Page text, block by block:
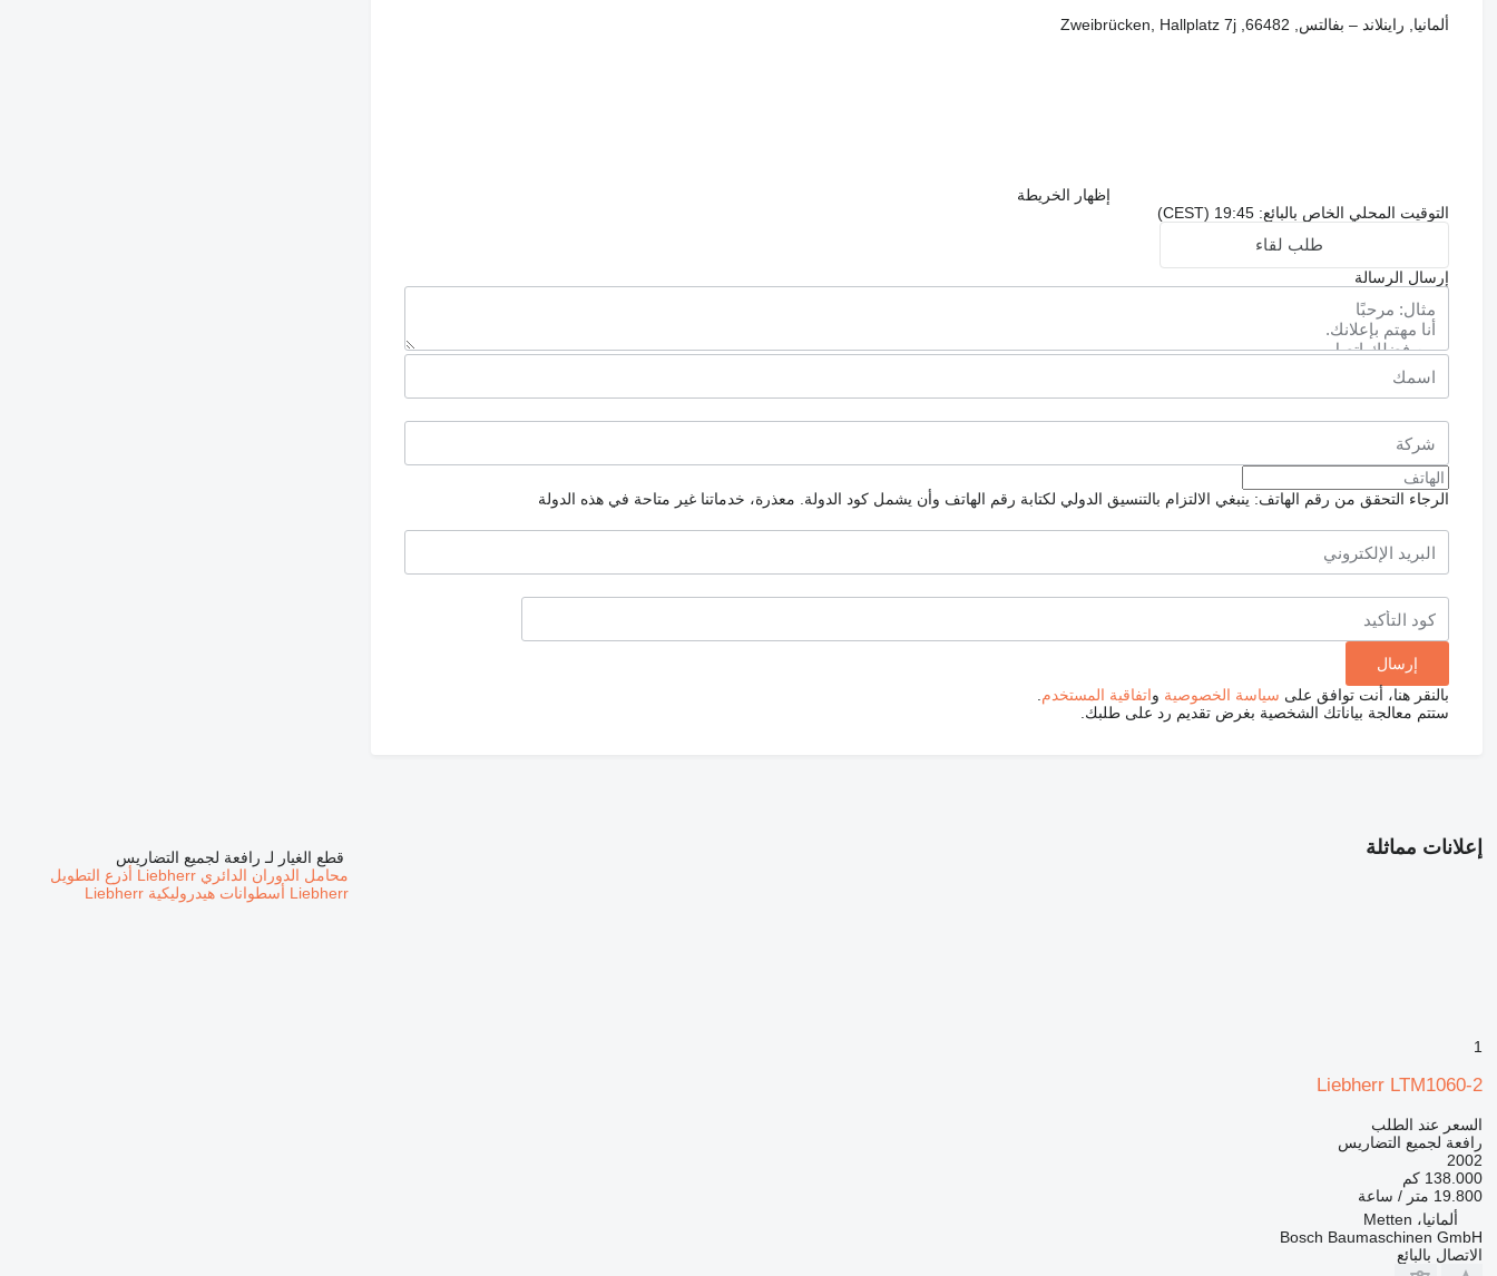
ألمانيا, راينلاند – بفالتس, 66482, Zweibrücken, Hallplatz 7j
إظهار الخريطة
التوقيت المحلي الخاص بالبائع: 19:45 (CEST)
طلب لقاء
إرسال الرسالة
الرجاء التحقق من رقم الهاتف: ينبغي الالتزام بالتنسيق الدولي لكتابة رقم الهاتف وأن يشمل كود الدولة. معذرة، خدماتنا غير متاحة في هذه الدولة
بالنقر هنا، أنت توافق على سياسة الخصوصية واتفاقية المستخدم
ستتم معالجة بياناتك الشخصية بغرض تقديم رد على طلبك.
إعلانات مماثلة
1
Liebherr LTM1060-2
السعر عند الطلب
رافعة لجميع التضاريس
2002
138.000 كم
19.800 متر / ساعة
ألمانيا، Metten
Bosch Baumaschinen GmbH
الاتصال بالبائع
قطع الغيار لـ رافعة لجميع التضاريس
محامل الدوران الدائري Liebherr
أذرع التطويل
Liebherr أسطوانات هيدروليكية Liebherr